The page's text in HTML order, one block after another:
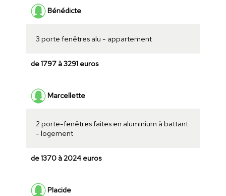
Bénédicte
3 porte fenêtres alu - appartement
de 1797 à 3291 euros
Marcellette
2 porte-fenêtres faites en aluminium à battant
- logement
de 1370 à 2024 euros
Placide